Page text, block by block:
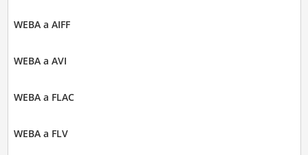
WEBA a AIFF
WEBA a AVI
WEBA a FLAC
WEBA a FLV